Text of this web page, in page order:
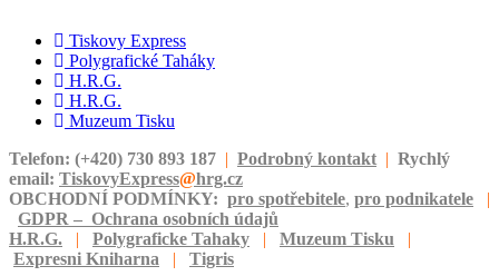
Tiskovy Express
Polygrafické Taháky
H.R.G.
H.R.G.
Muzeum Tisku
Telefon: (+420) 730 893 187 | Podrobný kontakt | Rychlý
email: TiskovyExpress@hrg.cz
OBCHODNÍ PODMÍNKY: pro spotřebitele, pro podnikatele
|
GDPR – Ochrana osobních údajů
H.R.G.
| Polygraficke Tahaky | Muzeum Tisku
|
Expresni Kniharna
| Tigris